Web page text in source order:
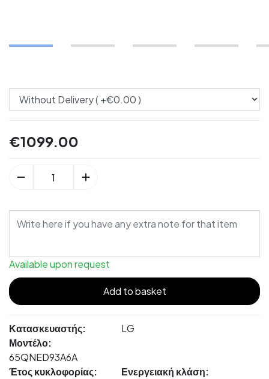
€1099.00
Available upon request
Add to basket
Κατασκευαστής:
LG
Μοντέλο:
65QNED93A6A
Έτος κυκλοφορίας:
Ενεργειακή κλάση: